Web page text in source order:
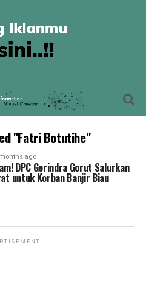
"Fatri Botutihe"
ago
DPC Gerindra Gorut Salurkan
untuk Korban Banjir Biau